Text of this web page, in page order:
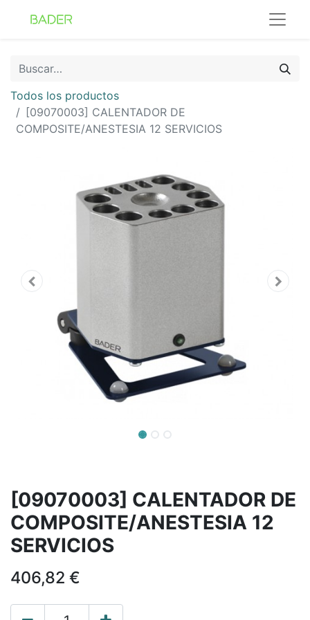
Todos los productos
[09070003] CALENTADOR DE
COMPOSITE/ANESTESIA 12 SERVICIOS
[09070003] CALENTADOR DE
COMPOSITE/ANESTESIA 12
SERVICIOS
406,82 €